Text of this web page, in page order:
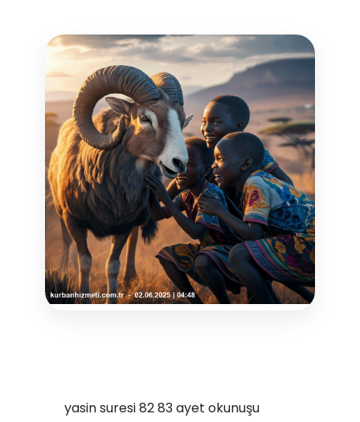
yasin suresi 82 83 ayet okunuşu